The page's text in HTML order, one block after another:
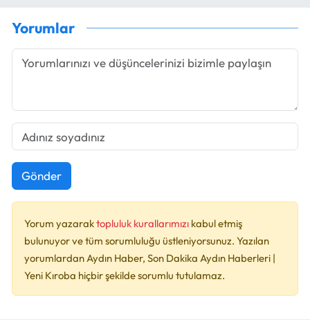
Yorumlar
Gönder
Yorum yazaraktopluluk kurallarımızı kabul etmiş
bulunuyor ve tüm sorumluluğu üstleniyorsunuz. Yazılan
yorumlardan Aydın Haber, Son Dakika Aydın Haberleri |
Yeni Kıroba hiçbir şekilde sorumlu tutulamaz.